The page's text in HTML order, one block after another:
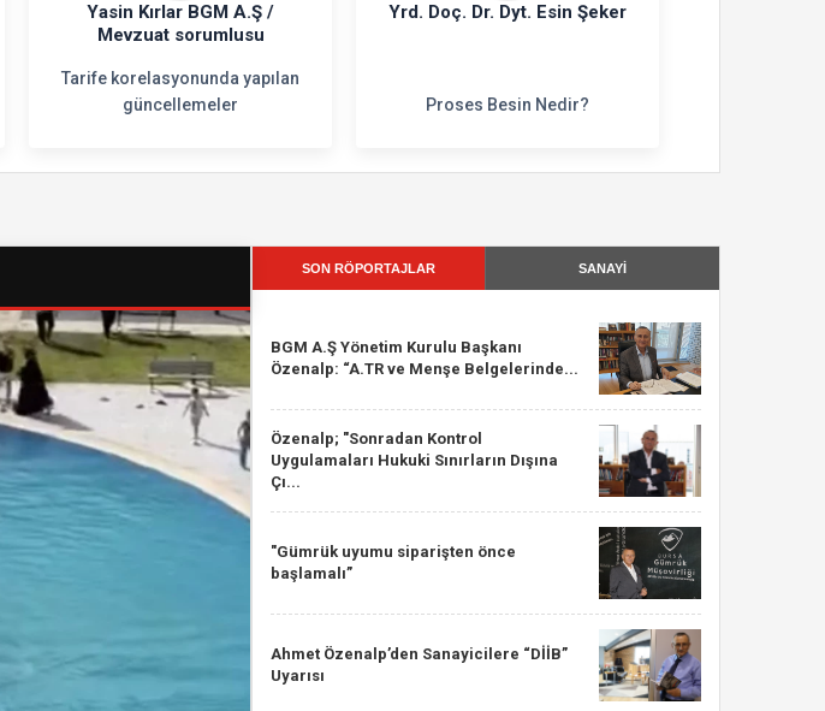
Yasin Kırlar BGM A.Ş /
Mevzuat sorumlusu
Tarife korelasyonunda yapılan
güncellemeler
Yrd. Doç. Dr. Dyt. Esin Şeker
Proses Besin Nedir?
SON RÖPORTAJLAR SANAYİ
BGM A.Ş Yönetim Kurulu Başkanı
Özenalp: “A.TR ve Menşe Belgelerinde...
Özenalp; "Sonradan Kontrol
Uygulamaları Hukuki Sınırların Dışına
Çı...
"Gümrük uyumu siparişten önce
başlamalı”
Ahmet Özenalp’den Sanayicilere “DİİB”
Uyarısı